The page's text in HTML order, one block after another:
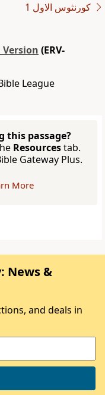
ﻛﻮﺭﻧﺜﻮﺱ ﺍﻻﻭﻝ 1
Version (ERV-
League
this passage?
Resourcestab.
Gateway Plus.
More
News &
and deals in